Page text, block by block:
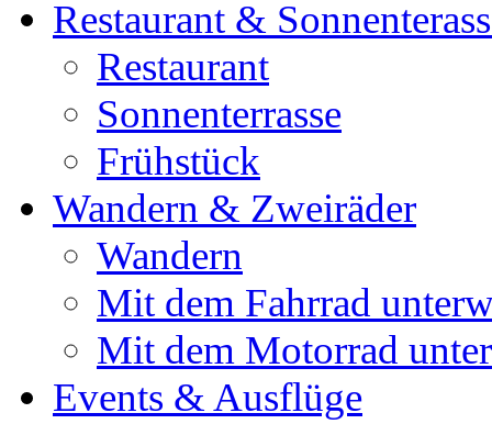
Restaurant &
Restaurant
Sonnenterrasse
Frühstück
Wandern & Zweiräder
Wandern
Mit dem Fahrrad
Mit dem Motorrad
Events & Ausflüge